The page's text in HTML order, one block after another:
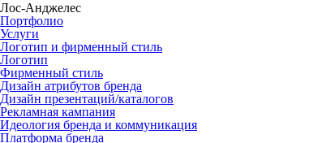
Лос-Анджелес
Портфолио
Услуги
Логотип и фирменный стиль
Логотип
Фирменный стиль
Дизайн атрибутов бренда
Дизайн презентаций/каталогов
Рекламная кампания
Идеология бренда и коммуникация
Платформа бренда